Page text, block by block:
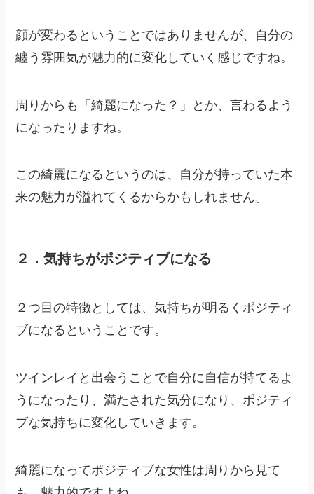
顔が変わるということではありませんが、自分の
纏う雰囲気が魅力的に変化していく感じですね。
周りからも「綺麗になった？」とか、言わるよう
になったりますね。
この綺麗になるというのは、自分が持っていた本
来の魅力が溢れてくるからかもしれません。
２．気持ちがポジティブになる
２つ目の特徴としては、気持ちが明るくポジティ
ブになるということです。
ツインレイと出会うことで自分に自信が持てるよ
うになったり、満たされた気分になり、ポジティ
ブな気持ちに変化していきます。
綺麗になってポジティブな女性は周りから見て